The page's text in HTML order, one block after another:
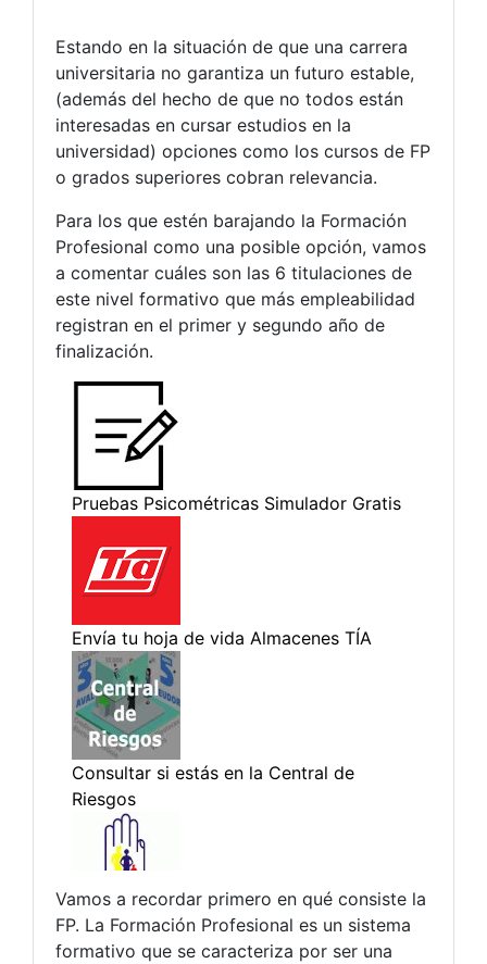
Estando en la situación de que una carrera
universitaria no garantiza un futuro estable,
(además del hecho de que no todos están
interesadas en cursar estudios en la
universidad) opciones como los cursos de FP
o grados superiores cobran relevancia.
Para los que estén barajando la Formación
Profesional como una posible opción, vamos
a comentar cuáles son las 6 titulaciones de
este nivel formativo que más empleabilidad
registran en el primer y segundo año de
finalización.
Vamos a recordar primero en qué consiste la
FP. La Formación Profesional es un sistema
formativo que se caracteriza por ser una